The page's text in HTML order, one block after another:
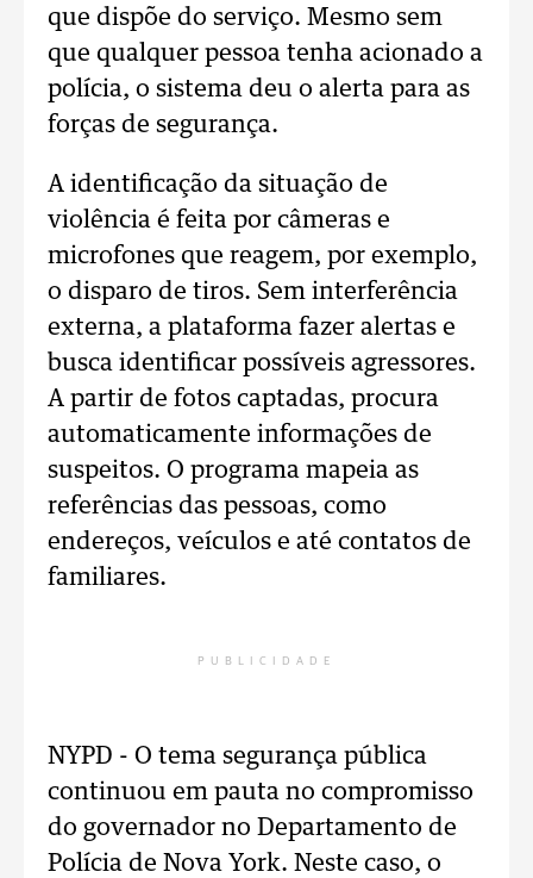
que dispõe do serviço. Mesmo sem
que qualquer pessoa tenha acionado a
polícia, o sistema deu o alerta para as
forças de segurança.
A identificação da situação de
violência é feita por câmeras e
microfones que reagem, por exemplo,
o disparo de tiros. Sem interferência
externa, a plataforma fazer alertas e
busca identificar possíveis agressores.
A partir de fotos captadas, procura
automaticamente informações de
suspeitos. O programa mapeia as
referências das pessoas, como
endereços, veículos e até contatos de
familiares.
PUBLICIDADE
NYPD - O tema segurança pública
continuou em pauta no compromisso
do governador no Departamento de
Polícia de Nova York. Neste caso, o